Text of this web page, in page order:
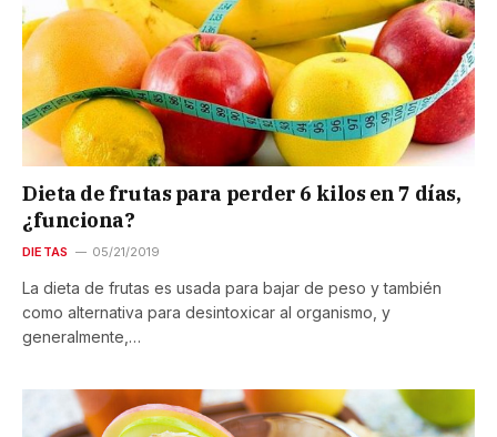
Dieta de frutas para perder 6 kilos en 7 días,
¿funciona?
DIETAS 05/21/2019
La dieta de frutas es usada para bajar de peso y también
como alternativa para desintoxicar al organismo, y
generalmente,…